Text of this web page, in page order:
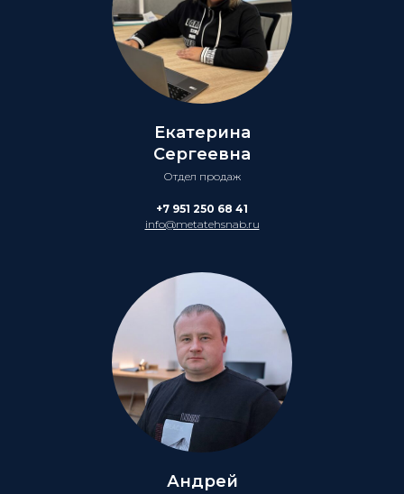
Екатерина
Сергеевна
Отдел продаж
+7 951 250 68 41
info@metatehsnab.ru
Андрей